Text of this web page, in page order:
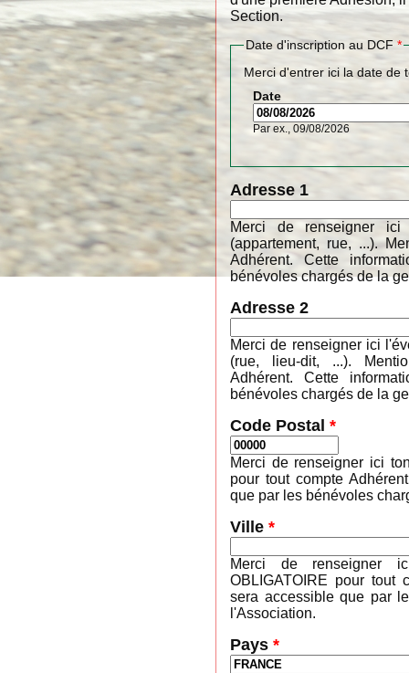
Section.
Date d'inscription au DCF *
Merci d'entrer ici la date de
Date
Par ex., 09/08/2026
Adresse 1
Merci de renseigner
(appartement, rue, ...).
Adhérent. Cette
bénévoles chargés de la
Adresse 2
Merci de renseigner ici
(rue, lieu-dit, ...).
Adhérent. Cette
bénévoles chargés de la
Code Postal *
Merci de renseigner ici
pour tout compte
que par les bénévoles
Ville *
Merci de renseigner
OBLIGATOIRE pour tout
sera accessible que par
l'Association.
Pays *